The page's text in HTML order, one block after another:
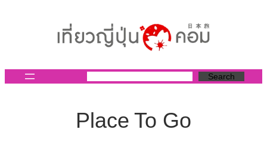
Search
Place To Go